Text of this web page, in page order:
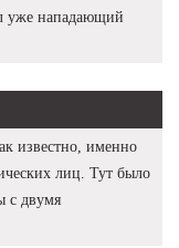
уже нападающий
известно, именно
лиц. Тут было
с двумя